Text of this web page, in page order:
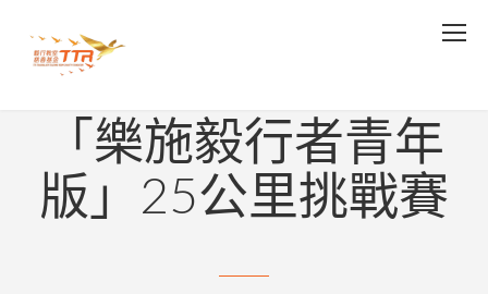
樂施毅行者2025 –
「樂施毅行者青年
版」25公里挑戰賽